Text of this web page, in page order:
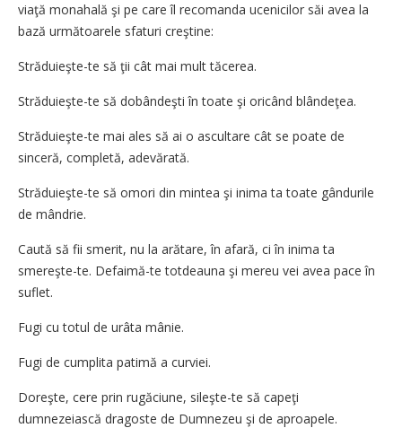
viaţă monahală şi pe care îl recomanda ucenicilor săi avea la
bază următoarele sfaturi creştine:
Străduieşte-te să ţii cât mai mult tăcerea.
Străduieşte-te să dobândeşti în toate şi oricând blândeţea.
Străduieşte-te mai ales să ai o ascultare cât se poate de
sinceră, completă, adevărată.
Străduieşte-te să omori din mintea şi inima ta toate gândurile
de mândrie.
Caută să fii smerit, nu la arătare, în afară, ci în inima ta
smereşte-te. Defaimă-te totdeauna şi mereu vei avea pace în
suflet.
Fugi cu totul de urâta mânie.
Fugi de cumplita patimă a curviei.
Doreşte, cere prin rugăciune, sileşte-te să capeţi
dumnezeiască dragoste de Dumnezeu şi de aproapele.